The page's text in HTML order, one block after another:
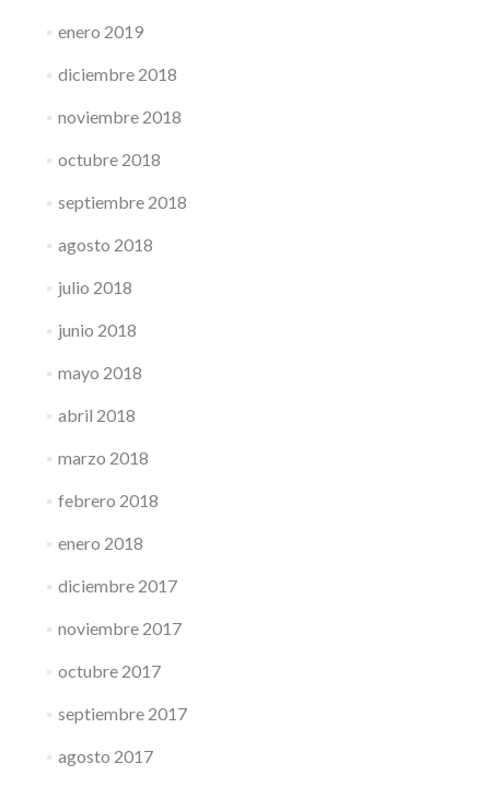
enero 2019
diciembre 2018
noviembre 2018
octubre 2018
septiembre 2018
agosto 2018
julio 2018
junio 2018
mayo 2018
abril 2018
marzo 2018
febrero 2018
enero 2018
diciembre 2017
noviembre 2017
octubre 2017
septiembre 2017
agosto 2017